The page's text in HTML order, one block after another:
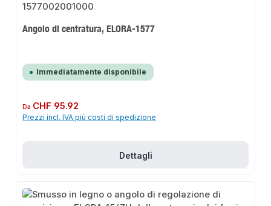
Angolo di centratura, ELORA-1577
Immediatamente disponibile
Prezzo normale:
Da CHF 95.92
Prezzi incl. IVA più costi di spedizione
Dettagli